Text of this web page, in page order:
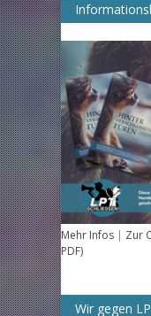
Mehr Infos | Zur
PDF)
Wir gegen